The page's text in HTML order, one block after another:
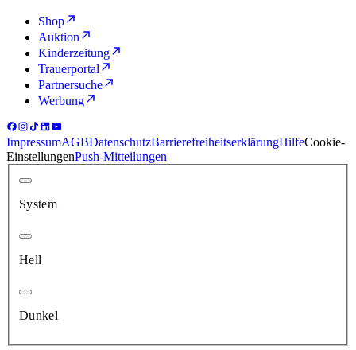
Shop
Auktion
Kinderzeitung
Trauerportal
Partnersuche
Werbung
ImpressumAGBDatenschutzBarrierefreiheitserklärungHilfeCookie-
EinstellungenPush-Mitteilungen
System
Hell
Dunkel